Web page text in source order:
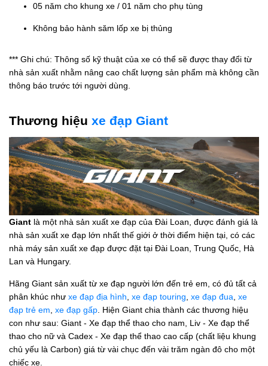
05 năm cho khung xe / 01 năm cho phụ tùng
Không bảo hành săm lốp xe bị thủng
*** Ghi chú: Thông số kỹ thuật của xe có thể sẽ được thay đổi từ
nhà sản xuất nhằm nâng cao chất lượng sản phẩm mà không cần
thông báo trước tới người dùng.
Thương hiệu xe đạp Giant
Giant là một nhà sản xuất xe đạp của Đài Loan, được đánh giá là
nhà sản xuất xe đạp lớn nhất thế giới ở thời điểm hiện tại, có các
nhà máy sản xuất xe đạp được đặt tại Đài Loan, Trung Quốc, Hà
Lan và Hungary.
Hãng Giant sản xuất từ xe đạp người lớn đến trẻ em, có đủ tất cả
phân khúc như xe đạp địa hình xe đạp touring xe đạp đua xe
đạp trẻ em xe đạp gấp . Hiện Giant chia thành các thương hiệu
con như sau: Giant - Xe đạp thể thao cho nam, Liv - Xe đạp thể
thao cho nữ và Cadex - Xe đạp thể thao cao cấp (chất liệu khung
chủ yếu là Carbon) giá từ vài chục đến vài trăm ngàn đô cho một
chiếc xe.